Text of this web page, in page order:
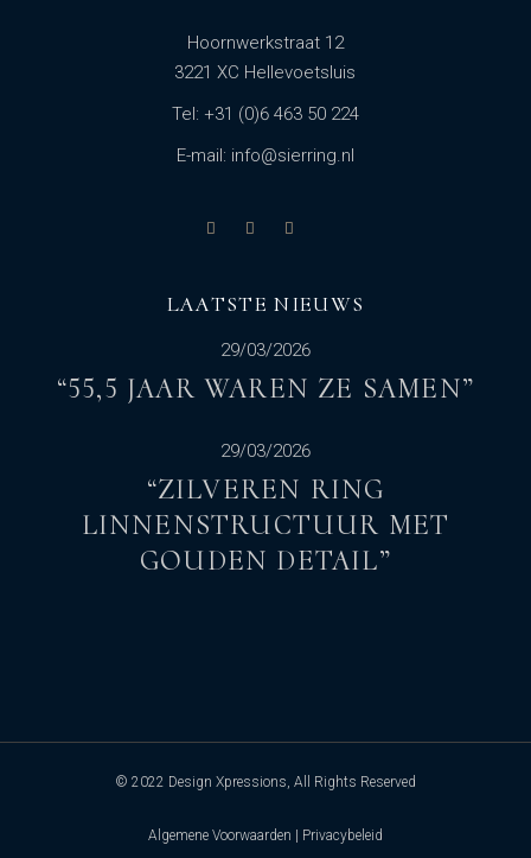
Hoornwerkstraat 12
3221 XC Hellevoetsluis
Tel: +31 (0)6 463 50 224
E-mail: info@sierring.nl
LAATSTE NIEUWS
29/03/2026
“55,5 JAAR WAREN ZE SAMEN”
29/03/2026
“ZILVEREN RING
LINNENSTRUCTUUR MET
GOUDEN DETAIL”
© 2022 Design Xpressions, All Rights Reserved
Algemene Voorwaarden Privacybeleid